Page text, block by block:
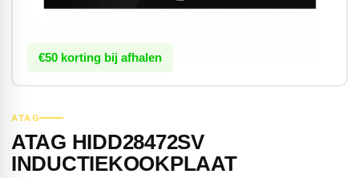
€50 korting bij afhalen
ATAG
ATAG HIDD28472SV
INDUCTIEKOOKPLAAT